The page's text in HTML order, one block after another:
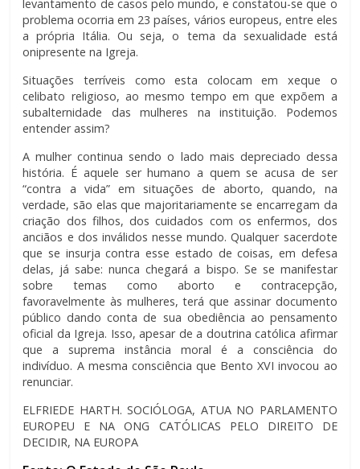
levantamento de casos pelo mundo, e constatou-se que o
problema ocorria em 23 países, vários europeus, entre eles
a própria Itália. Ou seja, o tema da sexualidade está
onipresente na Igreja.
Situações terríveis como esta colocam em xeque o
celibato religioso, ao mesmo tempo em que expõem a
subalternidade das mulheres na instituição. Podemos
entender assim?
A mulher continua sendo o lado mais depreciado dessa
história. É aquele ser humano a quem se acusa de ser
“contra a vida” em situações de aborto, quando, na
verdade, são elas que majoritariamente se encarregam da
criação dos filhos, dos cuidados com os enfermos, dos
anciãos e dos inválidos nesse mundo. Qualquer sacerdote
que se insurja contra esse estado de coisas, em defesa
delas, já sabe: nunca chegará a bispo. Se se manifestar
sobre temas como aborto e contracepção,
favoravelmente às mulheres, terá que assinar documento
público dando conta de sua obediência ao pensamento
oficial da Igreja. Isso, apesar de a doutrina católica afirmar
que a suprema instância moral é a consciência do
indivíduo. A mesma consciência que Bento XVI invocou ao
renunciar.
ELFRIEDE HARTH. SOCIÓLOGA, ATUA NO PARLAMENTO
EUROPEU E NA ONG CATÓLICAS PELO DIREITO DE
DECIDIR, NA EUROPA